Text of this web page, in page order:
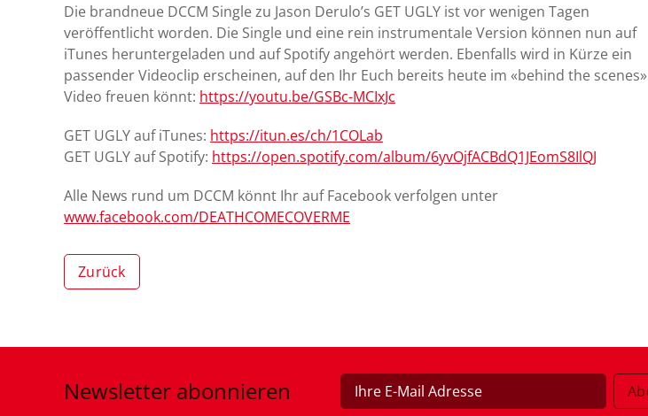
Die brandneue DCCM Single zu Jason Derulo’s GET UGLY ist vor wenigen Tagen
veröffentlicht worden. Die Single und eine rein instrumentale Version können nun auf
iTunes heruntergeladen und auf Spotify angehört werden. Ebenfalls wird in Kürze ein
passender Videoclip erscheinen, auf den Ihr Euch bereits heute im «behind the scenes»
Video freuen könnt: https://youtu.be/GSBc-MCIxJc
GET UGLY auf iTunes: https://itun.es/ch/1COLab
GET UGLY auf Spotify: https://open.spotify.com/album/6yvOjfACBdQ1JEomS8IlQJ
Alle News rund um DCCM könnt Ihr auf Facebook verfolgen unter
www.facebook.com/DEATHCOMECOVERME
Zurück
Newsletter abonnieren